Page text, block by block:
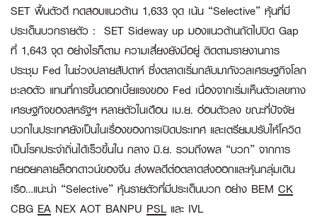
SET ฟื้นตัวดี ทดสอบแนวต้าน 1,633 จุด เน้น “Selective” หุ้นที่มี
ประเด็นบวกรายตัว : SET Sideway up มองแนวต้านถัดไปปิด Gap
ที่ 1,643 จุด อย่างไรก็ตาม ความเสี่ยงยังมีอยู่ ติดตามรายงานการ
ประชุม Fed ในช่วงปลายสัปดาห์ ซึ่งตลาดเริ่มกลับมากังวลเศรษฐกิจโลก
ชะลอตัว แทนที่การขึ้นดอกเบี้ยแรงของ Fed เนื่องจากเริ่มเห็นตัวเลขทาง
เศรษฐกิจของสหรัฐฯ หลายตัวในเดือน เม.ย. อ่อนตัวลง ขณะที่ปัจจัย
บวกในประเทศยังเป็นในเรื่องของการเปิดประเทศ และเตรียมปรับให้โควิด
เป็นโรคประจำถิ่นได้เร็วขึ้นใน กลาง มิ.ย. รวมถึงผล “บวก” จากการ
ทยอยคลายล็อกดาวน์ของจีน ส่งผลดีต่อตลาดส่งออกและหุ้นกลุ่มเดิน
เรือ…แนะนำ “Selective” หุ้นรายตัวที่มีประเด็นบวก อย่าง BEM CK
CBG EA NEX AOT BANPU PSLและ IVL